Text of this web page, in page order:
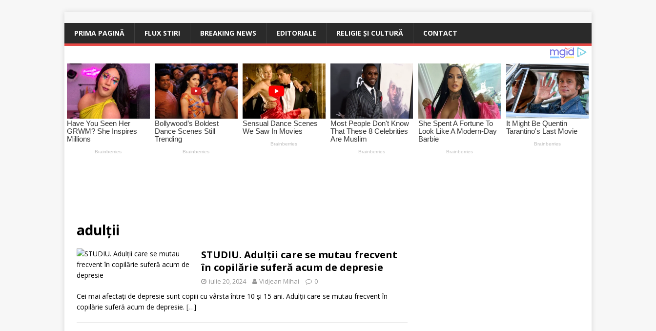
PRIMA PAGINĂ FLUX STIRI BREAKING NEWS EDITORIALE RELIGIE ȘI CULTURĂ CONTACT
adulții
STUDIU. Adulții care se mutau frecvent
în copilărie suferă acum de depresie
iulie 20, 2024 Vidjean Mihai 0
Cei mai afectați de depresie sunt copiii cu vârsta între 10 și 15 ani. Adulții care se mutau frecvent în
copilărie suferă acum de depresie. […]